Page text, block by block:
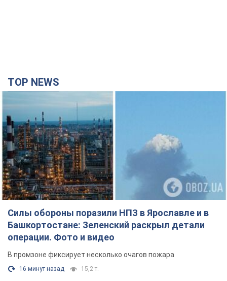
TOP NEWS
Силы обороны поразили НПЗ в Ярославле и в
Башкортостане: Зеленский раскрыл детали
операции. Фото и видео
В промзоне фиксирует несколько очагов пожара
16 минут назад 15,2 т.